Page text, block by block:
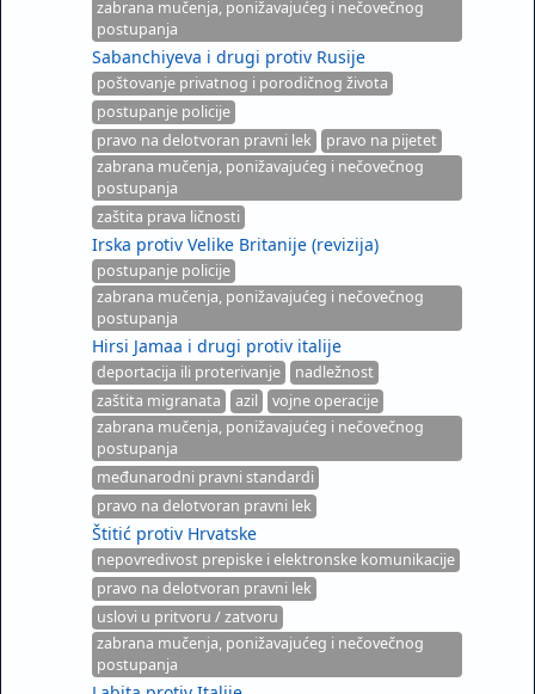
zabrana mučenja, ponižavajućeg i nečovečnog
postupanja
Sabanchiyeva i drugi protiv Rusije
poštovanje privatnog i porodičnog života
postupanje policije
pravo na delotvoran pravni lek
pravo na pijetet
zabrana mučenja, ponižavajućeg i nečovečnog
postupanja
zaštita prava ličnosti
Irska protiv Velike Britanije (revizija)
postupanje policije
zabrana mučenja, ponižavajućeg i nečovečnog
postupanja
Hirsi Jamaa i drugi protiv italije
deportacija ili proterivanje
nadležnost
zaštita migranata
azil
vojne operacije
zabrana mučenja, ponižavajućeg i nečovečnog
postupanja
međunarodni pravni standardi
pravo na delotvoran pravni lek
Štitić protiv Hrvatske
nepovredivost prepiske i elektronske komunikacije
pravo na delotvoran pravni lek
uslovi u pritvoru / zatvoru
zabrana mučenja, ponižavajućeg i nečovečnog
postupanja